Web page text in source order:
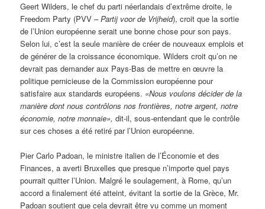
Geert Wilders, le chef du parti néerlandais d’extrême droite, le
Freedom Party (PVV –Partij voor de Vrijheid), croit que la sortie
de l’Union européenne serait une bonne chose pour son pays.
Selon lui, c’est la seule manière de créer de nouveaux emplois et
de générer de la croissance économique. Wilders croit qu’on ne
devrait pas demander aux Pays-Bas de mettre en œuvre la
politique pernicieuse de la Commission européenne pour
satisfaire aux standards européens. «Nous voulons décider de la
manière dont nous contrôlons nos frontières, notre argent, notre
économie, notre monnaie»,dit-il, sous-entendant que le contrôle
sur ces choses a été retiré par l’Union européenne.
Pier Carlo Padoan, le ministre italien de l’Économie et des
Finances, a averti Bruxelles que presque n’importe quel pays
pourrait quitter l’Union. Malgré le soulagement, à Rome, qu’un
accord a finalement été atteint, évitant la sortie de la Grèce, Mr.
Padoan soutient que cela devrait être vu comme un moment